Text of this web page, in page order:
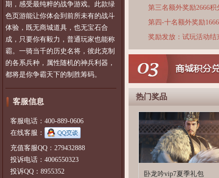
期，感受最纯粹的战争游戏。此款绿
色页游能让你体会到前所未有的战斗
体验，既无商城道具，也无宝石合
成，只要你有毅力，普通玩家也能称
霸。一骑当千的历史名将，彼此克制
的各系兵种，属性随机的神兵利器，
都将是你争霸天下的制胜筹码。
客服信息
客服电话：400-889-0606
在线客服：
充值客服QQ：279432888
投诉电话：4006550323
投诉QQ：8955352
第三名额外奖励2666积
第四-十名额外奖励
奖励发放：试玩活动
热门奖品
卧龙吟vip7夏季礼包